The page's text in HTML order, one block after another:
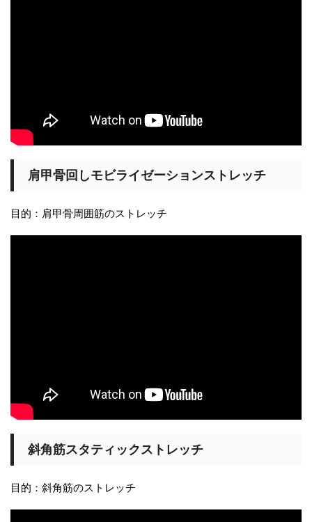
肩甲骨回しモビライゼーションストレッチ
目的：肩甲骨周囲筋のストレッチ
斜角筋スタティックストレッチ
目的：斜角筋のストレッチ